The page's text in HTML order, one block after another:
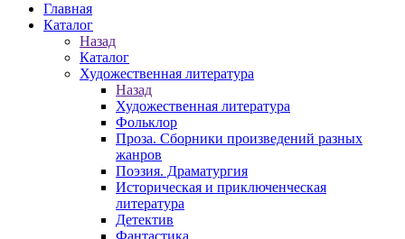
Главная
Каталог
Назад
Каталог
Художественная литература
Назад
Художественная литература
Фольклор
Проза. Сборники произведений разных
жанров
Поэзия. Драматургия
Историческая и приключенческая
литература
Детектив
Фантастика